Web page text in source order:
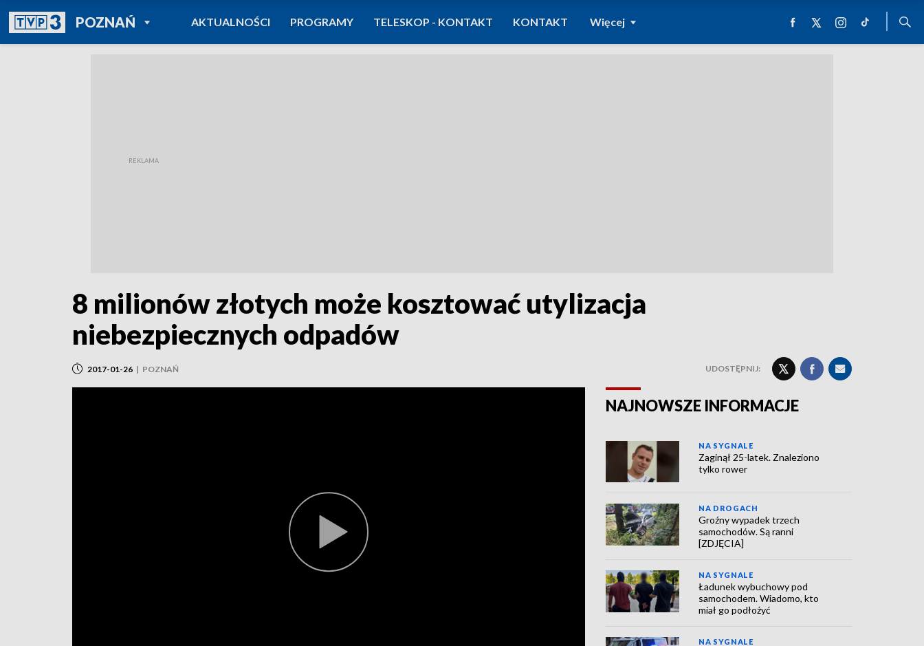
POZNAŃPOWRÓT DO
TVP REGIONY
AKTUALNOŚCI PROGRAMY TELESKOP - KONTAKT KONTAKT Więcej
8 milionów złotych może kosztować utylizacja
niebezpiecznych odpadów
2017-01-26 | POZNAŃ UDOSTĘPNIJ:
NAJNOWSZE INFORMACJE
NA SYGNALE
Zaginął 25-latek. Znaleziono
tylko rower
NA DROGACH
Groźny wypadek trzech
samochodów. Są ranni
[ZDJĘCIA]
NA SYGNALE
Ładunek wybuchowy pod
samochodem. Wiadomo, kto
miał go podłożyć
NA SYGNALE